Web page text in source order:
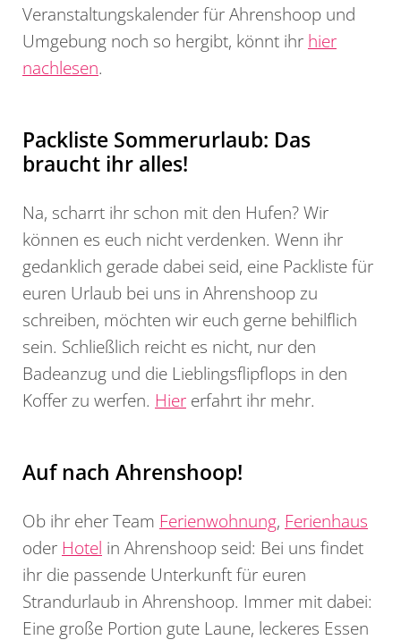
Veranstaltungskalender für Ahrenshoop und
Umgebung noch so hergibt, könnt ihr hier
nachlesen.
Packliste Sommerurlaub: Das
braucht ihr alles!
Na, scharrt ihr schon mit den Hufen? Wir
können es euch nicht verdenken. Wenn ihr
gedanklich gerade dabei seid, eine Packliste für
euren Urlaub bei uns in Ahrenshoop zu
schreiben, möchten wir euch gerne behilflich
sein. Schließlich reicht es nicht, nur den
Badeanzug und die Lieblingsflipflops in den
Koffer zu werfen. Hier erfahrt ihr mehr.
Auf nach Ahrenshoop!
Ob ihr eher Team Ferienwohnung, Ferienhaus
oder Hotel in Ahrenshoop seid: Bei uns findet
ihr die passende Unterkunft für euren
Strandurlaub in Ahrenshoop. Immer mit dabei:
Eine große Portion gute Laune, leckeres Essen